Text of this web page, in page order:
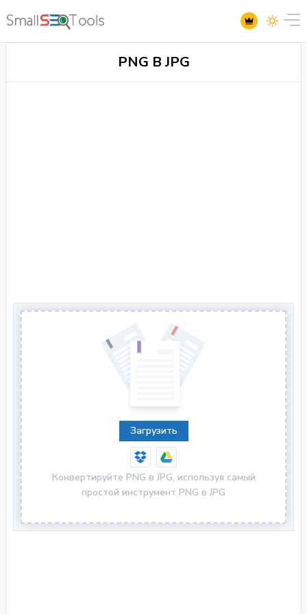
PNG В JPG
Загрузить
Конвертируйте PNG в JPG, используя самый
простой инструмент PNG в JPG